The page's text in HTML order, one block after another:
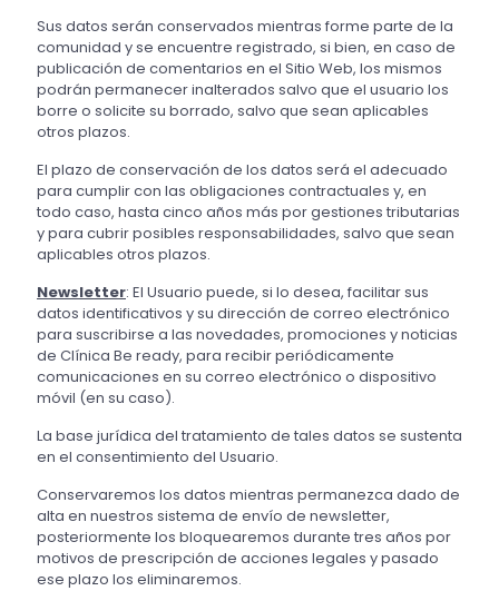
Sus datos serán conservados mientras forme parte de la
comunidad y se encuentre registrado, si bien, en caso de
publicación de comentarios en el Sitio Web, los mismos
podrán permanecer inalterados salvo que el usuario los
borre o solicite su borrado, salvo que sean aplicables
otros plazos.
El plazo de conservación de los datos será el adecuado
para cumplir con las obligaciones contractuales y, en
todo caso, hasta cinco años más por gestiones tributarias
y para cubrir posibles responsabilidades, salvo que sean
aplicables otros plazos.
Newsletter: El Usuario puede, si lo desea, facilitar sus
datos identificativos y su dirección de correo electrónico
para suscribirse a las novedades, promociones y noticias
de Clínica Be ready, para recibir periódicamente
comunicaciones en su correo electrónico o dispositivo
móvil (en su caso).
La base jurídica del tratamiento de tales datos se sustenta
en el consentimiento del Usuario.
Conservaremos los datos mientras permanezca dado de
alta en nuestros sistema de envío de newsletter,
posteriormente los bloquearemos durante tres años por
motivos de prescripción de acciones legales y pasado
ese plazo los eliminaremos.